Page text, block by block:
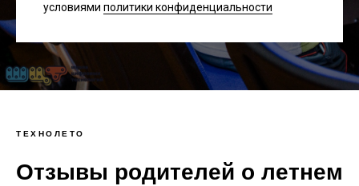
условиями политики конфиденциальности
ТЕХНОЛЕТО
Отзывы родителей о летнем